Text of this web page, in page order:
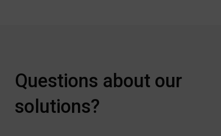
Questions about our
solutions?